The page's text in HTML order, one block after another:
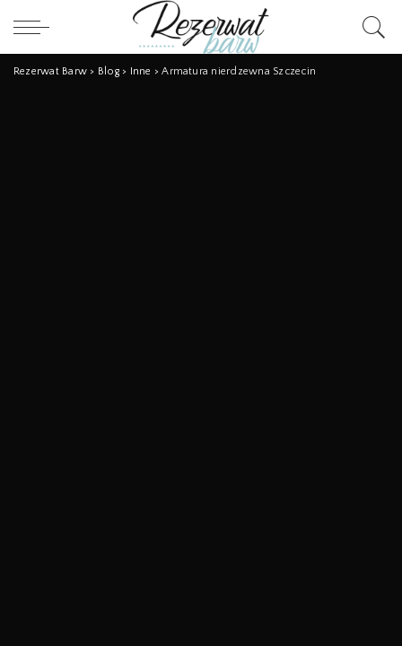
Rezerwat Barw > Blog> Inne >Armatura nierdzewna Szczecin